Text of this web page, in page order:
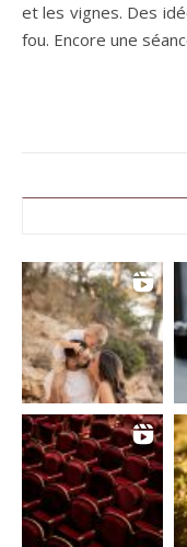
et les vignes. Des
fou. Encore une